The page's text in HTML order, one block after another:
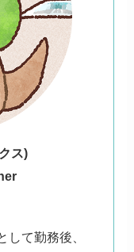
ス)
して勤務後、